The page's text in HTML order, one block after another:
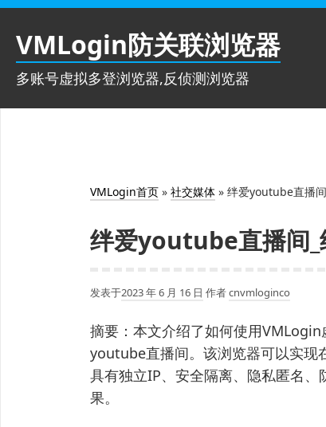
跳
VMLogin防关联浏览器
多账号虚拟多登浏览器,反侦测浏览器
VMLogin首页 » 社交媒体 » 绊爱youtube直播
绊爱youtube直播间_
发表于2023 年 6 月 16 日 作者cnvmloginco
摘要：本文介绍了如何使用
youtube直播间。该浏览器可以实现
具有独立IP、安全隔离、隐私匿名
果。